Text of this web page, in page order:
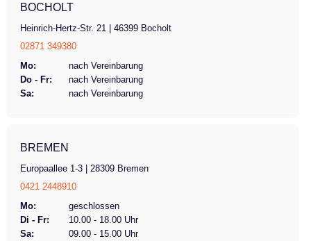
BOCHOLT
Heinrich-Hertz-Str. 21 | 46399 Bocholt
02871 349380
Mo:
nach Vereinbarung
Do - Fr:
nach Vereinbarung
Sa:
nach Vereinbarung
BREMEN
Europaallee 1-3 | 28309 Bremen
0421 2448910
Mo:
geschlossen
Di - Fr:
10.00 - 18.00 Uhr
Sa:
09.00 - 15.00 Uhr